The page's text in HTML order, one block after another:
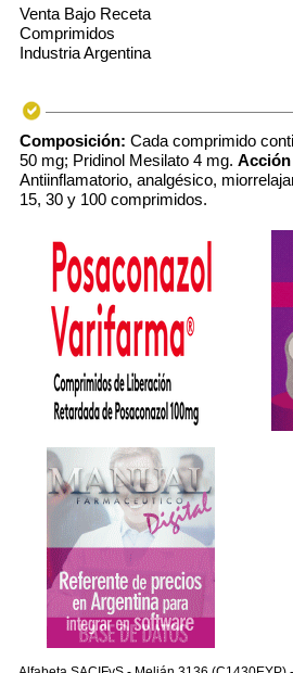
Venta Bajo Receta
Comprimidos
Industria Argentina
Composición: Cada comprimido
50 mg; Pridinol Mesilato 4 mg. Acción
Antiinflamatorio, analgésico,
15, 30 y 100 comprimidos.